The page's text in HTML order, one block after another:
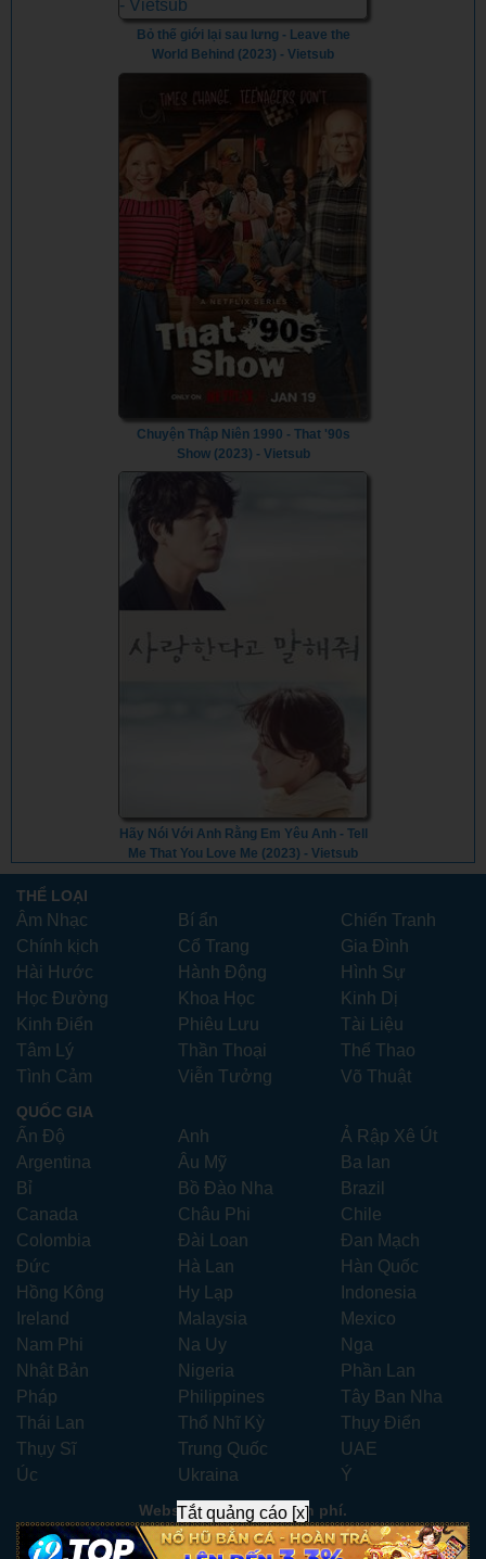
Bỏ thế giới lại sau lưng - Leave the
World Behind (2023) - Vietsub
Chuyện Thập Niên 1990 - That '90s
Show (2023) - Vietsub
Hãy Nói Với Anh Rằng Em Yêu Anh - Tell
Me That You Love Me (2023) - Vietsub
THỂ LOẠI
Âm Nhạc Bí ẩn
Chiến Tranh
Chính kịch
Cổ Trang
Gia Đình
Hài Hước
Hành Động
Hình Sự
Học Đường
Khoa Học
Kinh Dị
Kinh Điển
Phiêu Lưu
Tài Liệu
Tâm Lý
Thần Thoại
Thể Thao
Tình Cảm
Viễn Tưởng Võ Thuật
QUỐC GIA
Ấn Độ Anh
Ả Rập Xê Út
Argentina
Âu Mỹ
Ba lan
Bỉ
Bồ Đào Nha
Brazil
Canada
Châu Phi
Chile
Colombia
Đài Loan
Đan Mạch
Đức
Hà Lan
Hàn Quốc
Hồng Kông
Hy Lạp
Indonesia
Ireland
Malaysia
Mexico
Nam Phi
Na Uy
Nga
Nhật Bản
Nigeria
Phần Lan
Pháp
Philippines
Tây Ban Nha
Thái Lan
Thổ Nhĩ Kỳ
Thụy Điển
Thụy Sĩ
Trung Quốc
UAE
Úc
Ukraina Ý
Website xem phim miễn phí.
Liên hệ:xemphimhay247.com@gmail.com- Telegram:
ad247
Tắt quảng cáo [x]